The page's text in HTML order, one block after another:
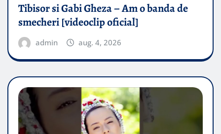
Tibisor si Gabi Gheza – Am o banda de
smecheri [videoclip oficial]
admin aug. 4, 2026